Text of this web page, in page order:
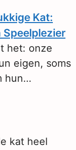
Kat:
het: onze
eigen, soms
hun…
kat heel